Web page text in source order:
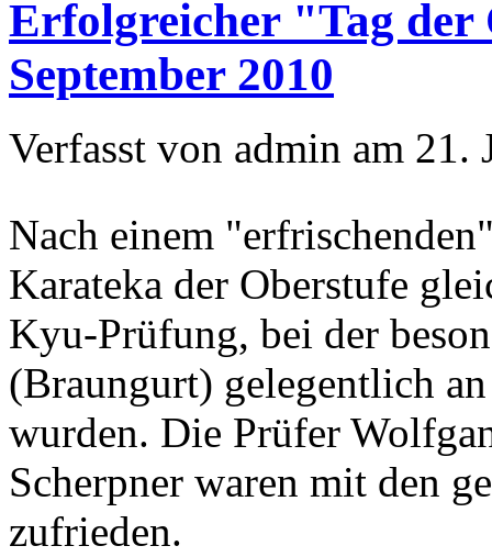
Erfolgreicher "Tag der
September 2010
Verfasst von admin am 21.
Nach einem
Karateka der Oberstufe
Kyu-Prüfung, bei der
(Braungurt) gelegentlich
wurden. Die Prüfer
Scherpner waren mit den
zufrieden.